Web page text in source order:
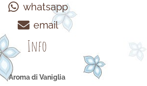
whatsapp
email
Info
Aroma di Vaniglia